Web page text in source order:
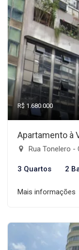
R$ 1.680.000
Apartamento à
Rua Tonelero -
3 Quartos 2
Mais informações